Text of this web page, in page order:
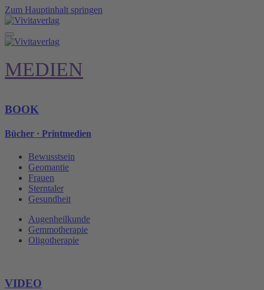
Zum Hauptinhalt springen
MEDIEN
BOOK
Bücher · Printmedien
Bewusstsein
Geomantie
Frauen
Sterntaler
Gesundheit
Augenheilkunde
Gemmotherapie
Oligotherapie
VIDEO